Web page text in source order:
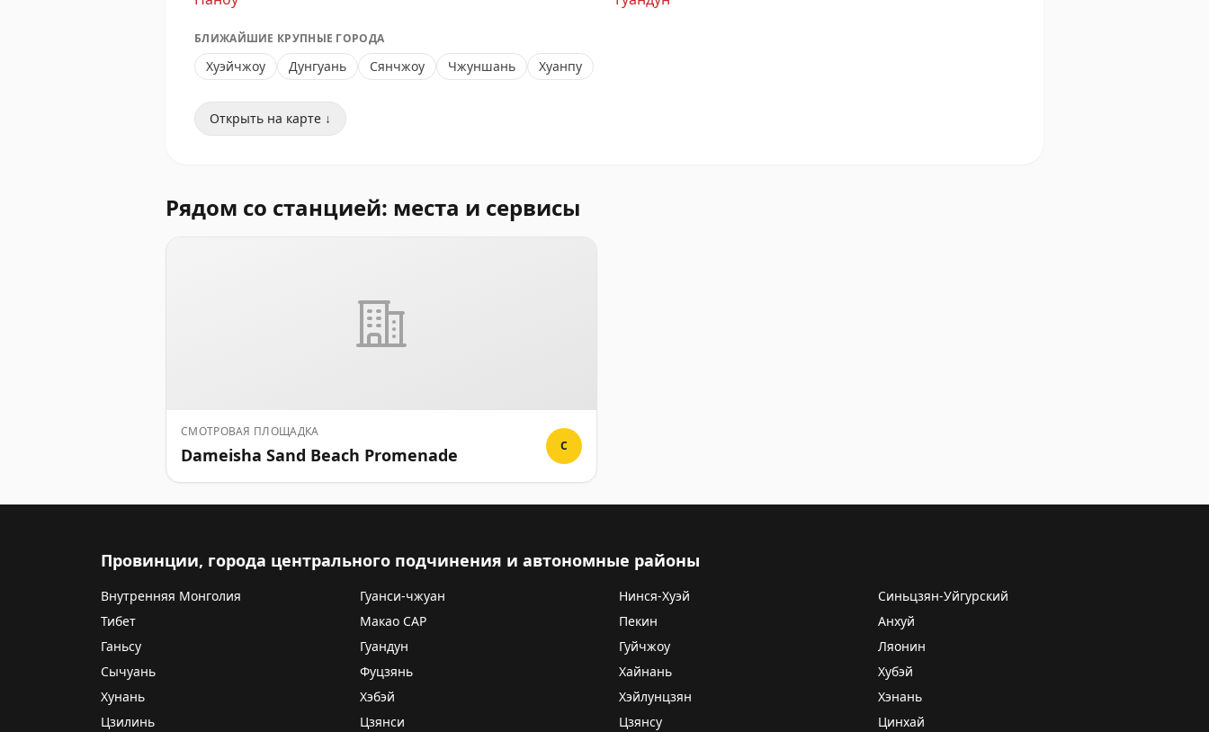
БЛИЖАЙШИЕ КРУПНЫЕ ГОРОДА
Хуэйчжоу Дунгуань Сянчжоу Чжуншань Хуанпу
Открыть на карте ↓
Рядом со станцией: места и сервисы
СМОТРОВАЯ ПЛОЩАДКА
Dameisha Sand Beach Promenade C
Провинции, города центрального подчинения и автономные районы
Внутренняя Монголия Гуанси-чжуан Нинся-Хуэй
Синьцзян-Уйгурский
Тибет
Макао САР Пекин
Анхуй
Ганьсу
Гуандун Гуйчжоу
Ляонин
Сычуань
Фуцзянь Хайнань
Хубэй
Хунань
Хэбэй Хэйлунцзян
Хэнань
Цзилинь
Цзянси Цзянсу Цинхай